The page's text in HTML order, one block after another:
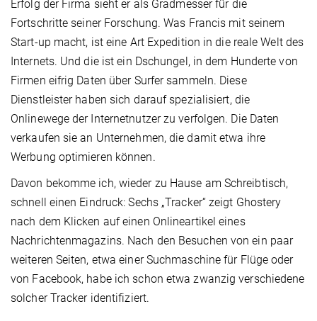
Erfolg der Firma sieht er als Gradmesser für die
Fortschritte seiner Forschung. Was Francis mit seinem
Start-up macht, ist eine Art Expedition in die reale Welt des
Internets. Und die ist ein Dschungel, in dem Hunderte von
Firmen eifrig Daten über Surfer sammeln. Diese
Dienstleister haben sich darauf spezialisiert, die
Onlinewege der Internetnutzer zu verfolgen. Die Daten
verkaufen sie an Unternehmen, die damit etwa ihre
Werbung optimieren können.
Davon bekomme ich, wieder zu Hause am Schreibtisch,
schnell einen Eindruck: Sechs „Tracker“ zeigt Ghostery
nach dem Klicken auf einen Onlineartikel eines
Nachrichtenmagazins. Nach den Besuchen von ein paar
weiteren Seiten, etwa einer Suchmaschine für Flüge oder
von Facebook, habe ich schon etwa zwanzig verschiedene
solcher Tracker identifiziert.